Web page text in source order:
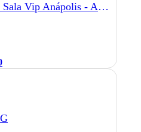
Três Estrelas Sala Vip Anápolis - Anápolis - GO